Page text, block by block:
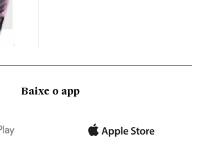
Baixe o app